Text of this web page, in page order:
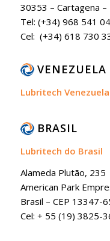
30353 – Cartagena –
Tel: (+34) 968 541
Cel: (+34) 618 730
VENEZUELA
Lubritech Venezuela
BRASIL
Lubritech do Brasil
Alameda Plutão, 235
American Park
Brasil – CEP 13347-
Cel: + 55 (19) 3825-